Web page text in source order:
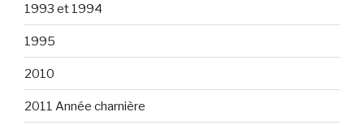
1993 et 1994
1995
2010
2011 Année charnière